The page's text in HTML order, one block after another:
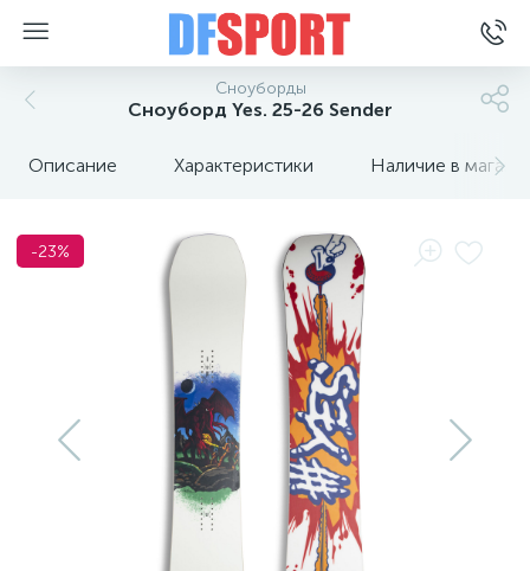
Сноуборды
Сноуборд Yes. 25-26 Sender
Описание Характеристики Наличие в
-23%